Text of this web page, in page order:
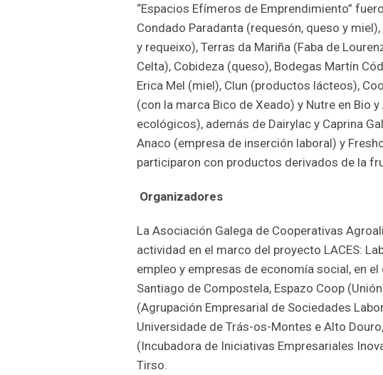
“Espacios Efímeros de Emprendimiento”
Condado Paradanta (requesón, queso y
y requeixo), Terras da Mariña (Faba de
Celta), Cobideza (queso), Bodegas Martín
Erica Mel (miel), Clun (productos lácteos),
(con la marca Bico de Xeado) y Nutre en Bio
ecológicos), además de Dairylac y Caprina
Anaco (empresa de inserción laboral) y
participaron con productos derivados de la
Organizadores
La Asociación Galega de Cooperativas
actividad en el marco del proyecto LACES:
empleo y empresas de economía social, en
Santiago de Compostela, Espazo Coop
(Agrupación Empresarial de Sociedades
Universidade de Trás-os-Montes e Alto
(Incubadora de Iniciativas Empresariales
Tirso.